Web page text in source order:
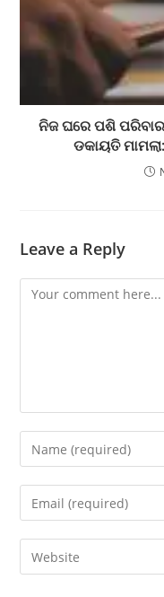
ନିଜ ଘରେ ପଶି
ଡକାୟତି
Leave a Reply